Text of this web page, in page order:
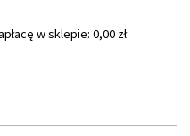
w sklepie: 0,00 zł